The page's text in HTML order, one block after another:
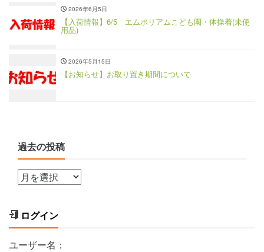
2026年6月5日
【入荷情報】6/5 エムポリアムこども園・体操着(未使
用品)
2026年5月15日
【お知らせ】お取り置き期間について
過去の投稿
ログイン
ユーザー名：